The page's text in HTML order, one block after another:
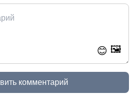
😊 🖼️
комментарий